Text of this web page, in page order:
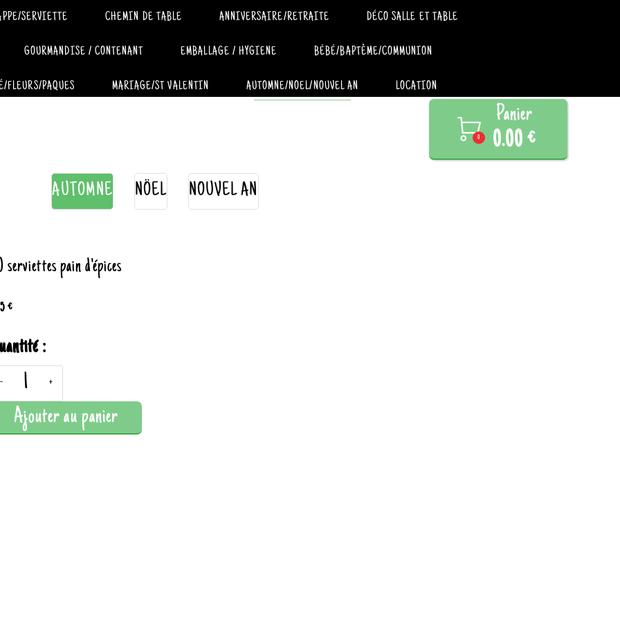
SERVIETTE CHEMIN DE TABLE ANNIVERSAIRE/RETRAITE DÉCO SALLE ET TABLE
GOURMANDISE / CONTENANT EMBALLAGE / HYGIENE BÉBÉ/BAPTÊME/COMMUNION
FLEURS/PAQUES MARIAGE/ST VALENTIN AUTOMNE/NOEL/NOUVEL AN LOCATION

0
Panier
0.00 €
AUTOMNE NÖEL NOUVEL AN
serviettes pain d'épices
€
:
- +
Ajouter au panier